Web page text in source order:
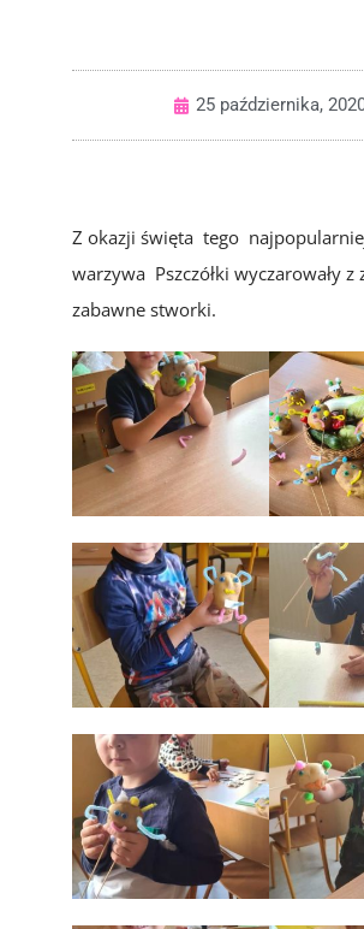
25 października,
Z okazji święta tego
warzywa Pszczółki wyczarowały
zabawne stworki.